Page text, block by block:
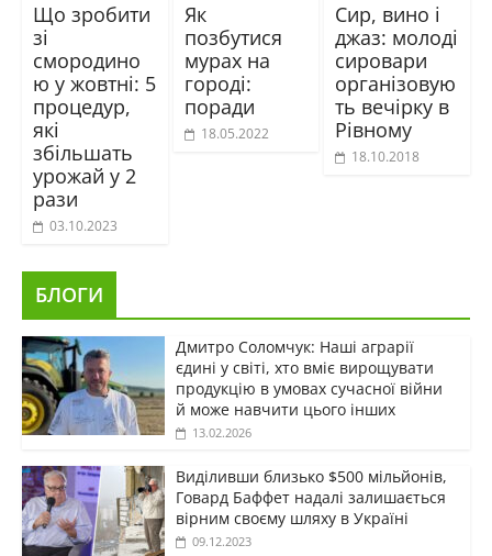
Що зробити
зі
смородино
ю у жовтні: 5
процедур,
які
збільшать
урожай у 2
рази
03.10.2023
Як
позбутися
мурах на
городі:
поради
18.05.2022
Сир, вино і
джаз: молоді
сировари
організовую
ть вечірку в
Рівному
18.10.2018
БЛОГИ
Дмитро Соломчук: Наші аграрії
єдині у світі, хто вміє вирощувати
продукцію в умовах сучасної війни
й може навчити цього інших
13.02.2026
Виділивши близько $500 мільйонів,
Говард Баффет надалі залишається
вірним своєму шляху в Україні
09.12.2023